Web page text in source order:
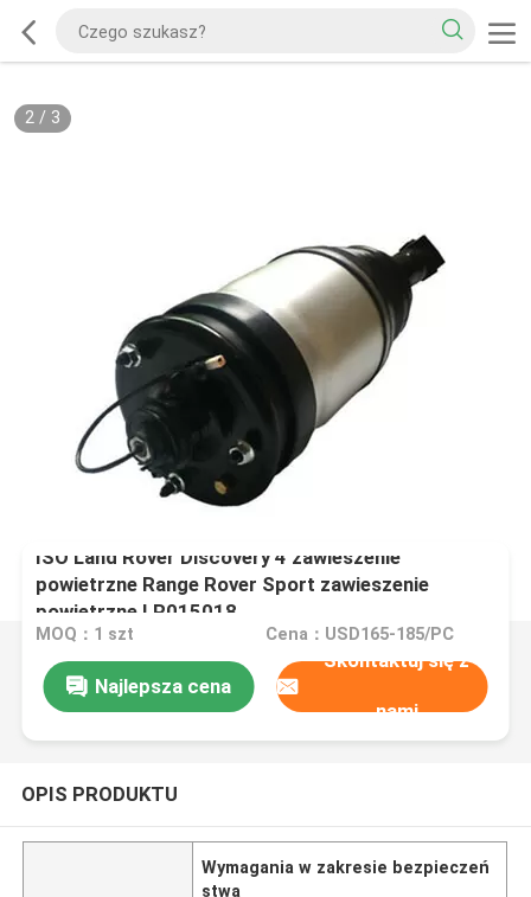
2/ 3
ISO Land Rover Discovery 4 zawieszenie
powietrzne Range Rover Sport zawieszenie
powietrzne LR015018
MOQ：1 szt Cena：USD165-185/PC
Najlepsza cena
Skontaktuj się z
nami
OPIS PRODUKTU
Wymagania w zakresie bezpieczeń
stwa